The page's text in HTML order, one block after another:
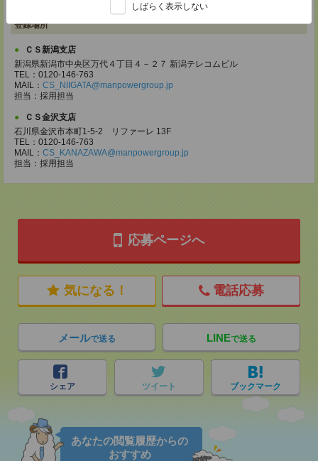
しばらく表示しない
登録場所
ＣＳ新潟支店
新潟県新潟市中央区万代４丁目４－２７ 新潟テレコムビル
TEL：0120-146-763
MAIL： CS_NIIGATA@manpowergroup.jp
担当：採⽤担当
ＣＳ金沢支店
石川県金沢市本町1-5-2 リファーレ 13F
TEL：0120-146-763
MAIL： CS_KANAZAWA@manpowergroup.jp
担当：採用担当
応募ページへ
気になる！ 電話応募
メールで送る LINEで送る
シェア ツイート ブックマーク
あなたの閲覧履歴からの
おすすめ